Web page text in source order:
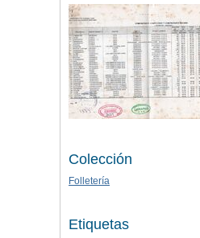
Colección
Folletería
Etiquetas